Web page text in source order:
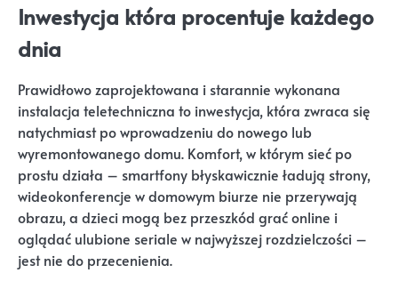
Inwestycja która procentuje każdego
dnia
Prawidłowo zaprojektowana i starannie wykonana
instalacja teletechniczna to inwestycja, która zwraca się
natychmiast po wprowadzeniu do nowego lub
wyremontowanego domu. Komfort, w którym sieć po
prostu działa – smartfony błyskawicznie ładują strony,
wideokonferencje w domowym biurze nie przerywają
obrazu, a dzieci mogą bez przeszkód grać online i
oglądać ulubione seriale w najwyższej rozdzielczości –
jest nie do przecenienia.